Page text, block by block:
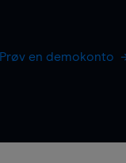
Prøv en demokonto